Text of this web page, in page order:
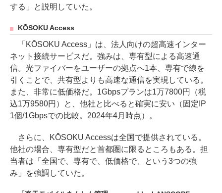
する」と説明していた。
KŌSOKU Access
「KŌSOKU Access」は、法人向けの超高速インター
ネット接続サービスだ。強みは、専有型による高速通
信。光ファイバーをユーザーの拠点へ1本、専有で線を
引くことで、共有型よりも高速な通信を実現している。
また、非常に低価格だ。1Gbpsプランは1万7800円（税
込1万9580円）と、他社と比べると確実に安い（固定IP
1個/1Gbpsでの比較。2024年4月時点）。
さらに、KŌSOKU Accessは全国で提供されている。
他社の場合、専有型だと首都圏に限るところもある。担
当者は「全国で、専有で、低価格で、という3つの強
み」を強調していた。